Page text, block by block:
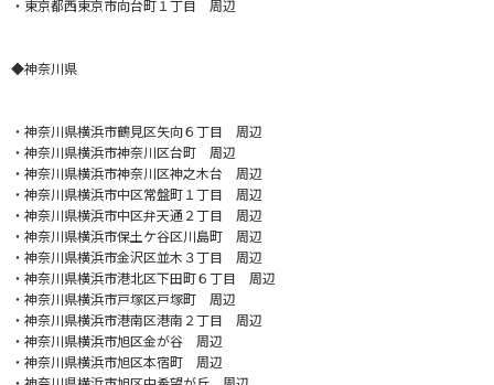
・東京都西東京市向台町１丁目 周辺
◆神奈川県
・神奈川県横浜市鶴見区矢向６丁目 周辺
・神奈川県横浜市神奈川区台町 周辺
・神奈川県横浜市神奈川区神之木台 周辺
・神奈川県横浜市中区常盤町１丁目 周辺
・神奈川県横浜市中区弁天通２丁目 周辺
・神奈川県横浜市保土ケ谷区川島町 周辺
・神奈川県横浜市金沢区並木３丁目 周辺
・神奈川県横浜市港北区下田町６丁目 周辺
・神奈川県横浜市戸塚区戸塚町 周辺
・神奈川県横浜市港南区港南２丁目 周辺
・神奈川県横浜市旭区金が谷 周辺
・神奈川県横浜市旭区本宿町 周辺